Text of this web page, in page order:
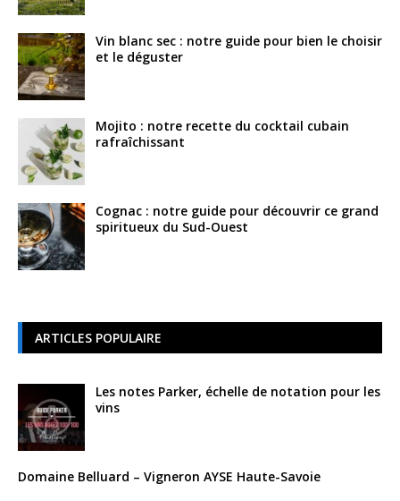
Vin blanc sec : notre guide pour bien le choisir
et le déguster
Mojito : notre recette du cocktail cubain
rafraîchissant
Cognac : notre guide pour découvrir ce grand
spiritueux du Sud-Ouest
ARTICLES POPULAIRE
Les notes Parker, échelle de notation pour les
vins
Domaine Belluard – Vigneron AYSE Haute-Savoie